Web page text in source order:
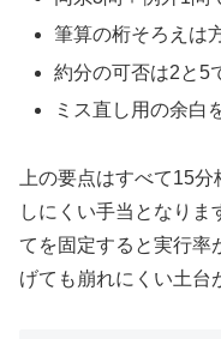
筆算の桁そろえは
約分の可否は2と5
ミス直し用の余白
上の要点はすべて15
しにくい手当となりま
てを固定すると実行率
げても崩れにくい土台